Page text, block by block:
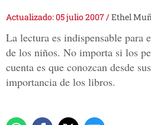
Actualizado: 05 julio 2007/Ethel
La lectura es indispensable para
de los niños. No importa si los
cuenta es que conozcan desde
importancia de los libros.